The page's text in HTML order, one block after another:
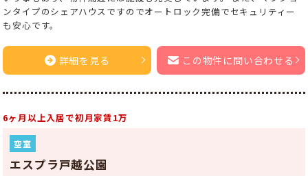
ンタイプのシェアハウスですのでオートロック完備でセキュリティー
も安心です。
詳細を見る この物件に問い合わせる
6ヶ月以上入居で初月家賃1万
空室
エスプラ戸越公園